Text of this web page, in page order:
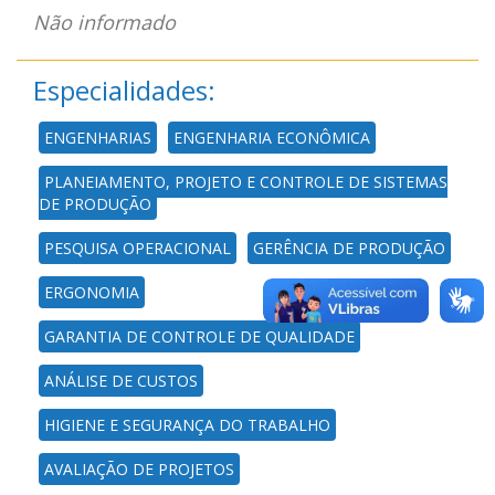
Não informado
Especialidades:
ENGENHARIAS ENGENHARIA ECONÔMICA
PLANEJAMENTO, PROJETO E CONTROLE DE SISTEMAS
DE PRODUÇÃO
PESQUISA OPERACIONAL GERÊNCIA DE PRODUÇÃO
ERGONOMIA
GARANTIA DE CONTROLE DE QUALIDADE
ANÁLISE DE CUSTOS
HIGIENE E SEGURANÇA DO TRABALHO
AVALIAÇÃO DE PROJETOS